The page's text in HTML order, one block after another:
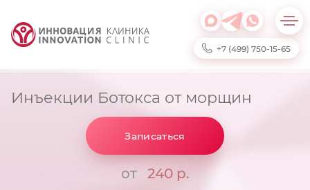
+7 (499) 750-15-65
Инъекции Ботокса от морщин
Записаться
от 240 р.